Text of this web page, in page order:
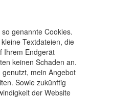
genannte Cookies.
Textdateien, die
Ihrem Endgerät
keinen Schaden an.
mein Angebot
Sowie zukünftig
der Website